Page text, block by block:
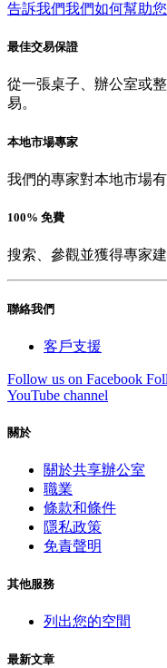
告訴我們我們如何幫助您
最佳交易保證
從一張桌子、辦公室或
易。
本地市場專家
我們的專家對本地市場
100% 免費
搜索、參觀並獲得專家
聯絡我們
客戶支援
Follow us on Facebook
YouTube channel
關於
關於共享辦公室
職業
條款和條件
隱私政策
免責聲明
其他服務
列出您的空間
最新文章